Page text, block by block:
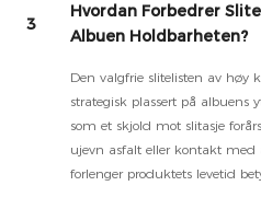
3
Hvordan Forbedrer
Albuen Holdbarheten?
Den valgfrie slitelisten av høy
strategisk plassert på albuens
som et skjold mot slitasje
ujevn asfalt eller kontakt med
forlenger produktets levetid